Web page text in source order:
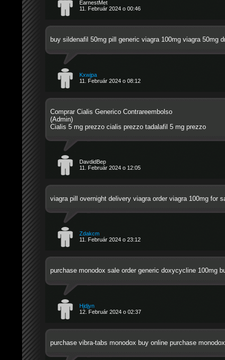
EarnestMet
11. Február 2024 o 00:46
buy sildenafil 50mg pill generic viagra 100mgviagra 50mg
Kxwjpa
11. Február 2024 o 08:12
Comprar Cialis Generico Contrareembolso
(Admin)
Cialis 5 mg prezzo cialis prezzotadalafil 5 mg prezzo
DavdidBep
11. Február 2024 o 12:05
viagra pill overnight delivery viagraorder viagra 100mg for
Zdakcm
11. Február 2024 o 23:12
purchase monodox sale order generic doxycycline 100mg
Hjdjyn
12. Február 2024 o 02:37
purchase vibra-tabs monodox buy onlinepurchase